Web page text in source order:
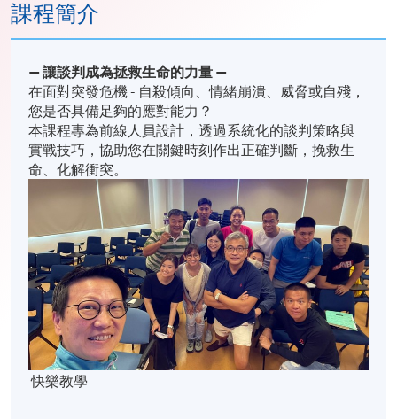
課程簡介
—讓談判成為拯救生命的力量 —
在面對突發危機 - 自殺傾向、情緒崩潰、威脅或自殘，
您是否具備足夠的應對能力？
本課程專為前線人員設計，透過系統化的談判策略與
實戰技巧，協助您在關鍵時刻作出正確判斷，挽救生
命、化解衝突。
快樂教學